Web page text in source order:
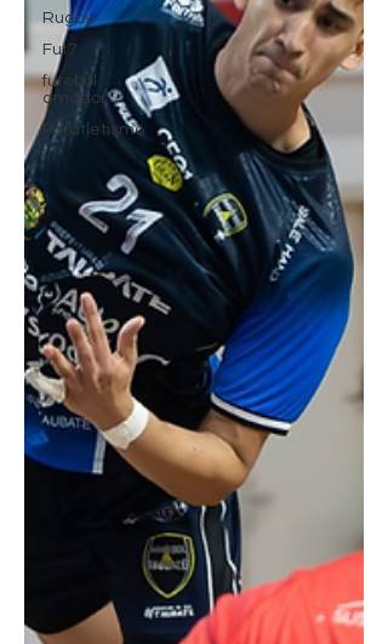
Rugby
Fut7
futebol
amador
Paratletismo